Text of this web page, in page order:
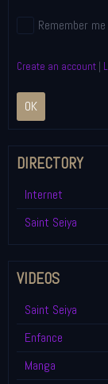
Remember me
Create an account
OK
DIRECTORY
Internet
Saint Seiya
VIDEOS
Saint Seiya
Enfance
Manga